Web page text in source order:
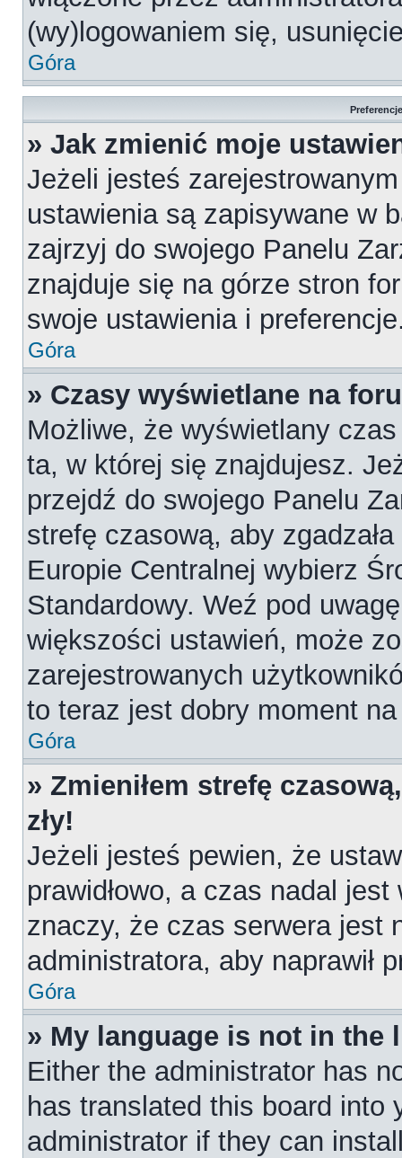
(wy)logowaniem się,
Góra
» Jak zmienić moje
Jeżeli jesteś
ustawienia są zapisywane w
zajrzyj do swojego Panelu
znajduje się na górze stron
swoje ustawienia i
Góra
» Czasy wyświetlane na
Możliwe, że wyświetlany
ta, w której się znajdujesz.
przejdź do swojego Panelu
strefę czasową, aby
Europie Centralnej wybierz
Standardowy. Weź pod
większości ustawień, może
zarejestrowanych
to teraz jest dobry moment
Góra
» Zmieniłem strefę
zły!
Jeżeli jesteś pewien, że
prawidłowo, a czas nadal
znaczy, że czas serwera jest
administratora, aby naprawił
Góra
» My language is not in the
Either the administrator has
has translated this board into
administrator if they can